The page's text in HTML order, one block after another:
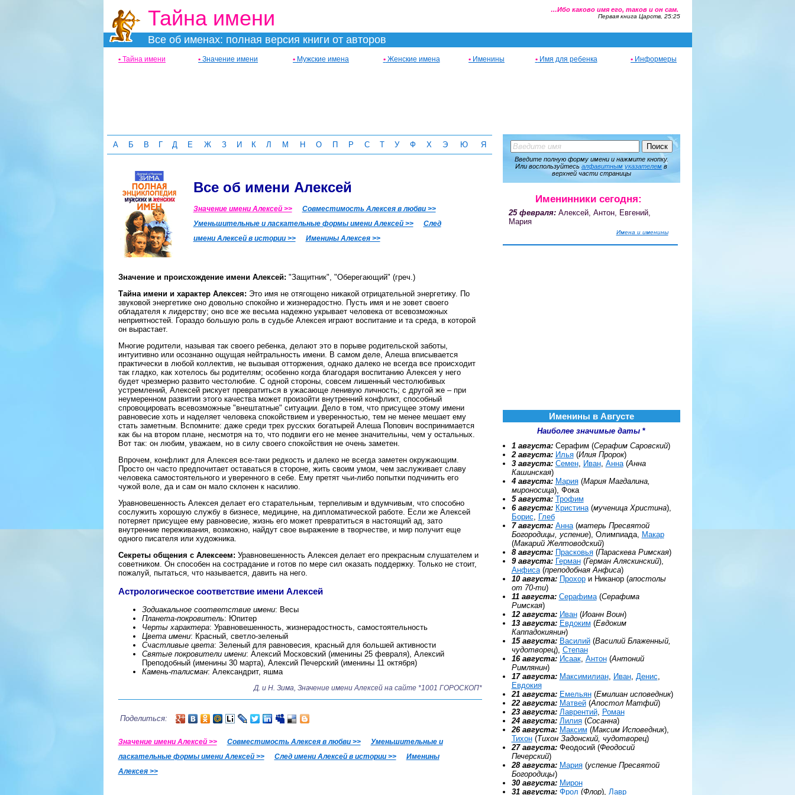
Тайна имени
Все об именах: полная версия книги от авторов
…Ибо каково имя его, таков и он сам.
Первая книга Царств, 25:25
• Тайна имени • Значение имени • Мужские имена •Женские имена • Именины •Имя для ребенка • Информеры
А Б В Г Д Е Ж З И К Л М Н О П Р С Т У Ф Х Э Ю Я
Все об имени Алексей
Значение имени Алексей >>
Совместимость Алексея в любви >>
Уменьшительные и ласкательные формы имени Алексей >>
След
имени Алексей в истории >>
Именины Алексея >>
Значение и происхождение имени Алексей: "Защитник", "Оберегающий" (греч.)
Тайна имени и характер Алексея: Это имя не отягощено никакой отрицательной энергетику. По
звуковой энергетике оно довольно спокойно и жизнерадостно. Пусть имя и не зовет своего
обладателя к лидерству; оно все же весьма надежно укрывает человека от всевозможных
неприятностей. Гораздо большую роль в судьбе Алексея играют воспитание и та среда, в которой
он вырастает.
Многие родители, называя так своего ребенка, делают это в порыве родительской заботы,
интуитивно или осознанно ощущая нейтральность имени. В самом деле, Алеша вписывается
практически в любой коллектив, не вызывая отторжения, однако далеко не всегда все происходит
так гладко, как хотелось бы родителям; особенно когда благодаря воспитанию Алексея у него
будет чрезмерно развито честолюбие. С одной стороны, совсем лишенный честолюбивых
устремлений, Алексей рискует превратиться в ужасающе ленивую личность; с другой же – при
неумеренном развитии этого качества может произойти внутренний конфликт, способный
спровоцировать всевозможные "внештатные" ситуации. Дело в том, что присущее этому имени
равновесие хоть и наделяет человека спокойствием и уверенностью, тем не менее мешает ему
стать заметным. Вспомните: даже среди трех русских богатырей Алеша Попович воспринимается
как бы на втором плане, несмотря на то, что подвиги его не менее значительны, чем у остальных.
Вот так: он любим, уважаем, но в силу своего спокойствия не очень заметен.
Впрочем, конфликт для Алексея все-таки редкость и далеко не всегда заметен окружающим.
Просто он часто предпочитает оставаться в стороне, жить своим умом, чем заслуживает славу
человека самостоятельного и уверенного в себе. Ему претят чьи-либо попытки подчинить его
чужой воле, да и сам он мало склонен к насилию.
Уравновешенность Алексея делает его старательным, терпеливым и вдумчивым, что способно
сослужить хорошую службу в бизнесе, медицине, на дипломатической работе. Если же Алексей
потеряет присущее ему равновесие, жизнь его может превратиться в настоящий ад, зато
внутренние переживания, возможно, найдут свое выражение в творчестве, и мир получит еще
одного писателя или художника.
Секреты общения с Алексеем: Уравновешенность Алексея делает его прекрасным слушателем и
советником. Он способен на сострадание и готов по мере сил оказать поддержку. Только не стоит,
пожалуй, пытаться, что называется, давить на него.
Астрологическое соответствие имени Алексей
Зодиакальное соответствие имени: Весы
Планета-покровитель: Юпитер
Черты характера: Уравновешенность, жизнерадостность, самостоятельность
Цвета имени: Красный, светло-зеленый
Счастливые цвета: Зеленый для равновесия, красный для большей активности
Святые покровители имени: Алексий Московский (именины 25 февраля), Алексий
Преподобный (именины 30 марта), Алексий Печерский (именины 11 октября)
Камень-талисман: Александрит, яшма
Д. и Н. Зима, Значение имени Алексей на сайте *1001 ГОРОСКОП*
Поделиться:
Значение имени Алексей >> Совместимость Алексея в любви >>
Уменьшительные и
ласкательные формы имени Алексей >>
След имени Алексей в истории >>
Именины
Алексея >>
Введите полную форму имени и нажмите кнопку.
Или воспользуйтесь алфавитным указателем в
верхней части страницы
Именинники сегодня:
25 февраля:Алексей, Антон, Евгений,
Мария
Имена и именины
Именины в Августе
Наиболее значимые даты *
1 августа: Серафим (Серафим Саровский)
2 августа: Илья(Илия Пророк)
3 августа: Семен, Иван, Анна(Анна
Кашинская)
4 августа: Мария(Мария Магдалина,
мироносица), Фока
5 августа: Трофим
6 августа: Кристина(мученица Христина),
Борис, Глеб
7 августа: Анна(матерь Пресвятой
Богородицы, успение), Олимпиада, Макар
(Макарий Желтоводский)
8 августа: Прасковья(Параскева Римская)
9 августа: Герман(Герман Аляскинский),
Анфиса(преподобная Анфиса)
10 августа: Прохори Никанор (апостолы
от 70-ти)
11 августа: Серафима(Серафима
Римская)
12 августа: Иван(Иоанн Воин)
13 августа: Евдоким (Евдоким
Каппадокиянин)
15 августа: Василий(Василий Блаженный,
чудотворец), Степан
16 августа: Исаак, Антон(Антоний
Римлянин)
17 августа: Максимилиан, Иван, Денис,
Евдокия
21 августа: Емельян(Емилиан исповедник)
22 августа: Матвей(Апостол Матфий)
23 августа: Лаврентий, Роман
24 августа: Лилия(Сосанна)
26 августа: Максим (Максим Исповедник),
Тихон(Тихон Задонский, чудотворец)
27 августа: Феодосий (Феодосий
Печерский)
28 августа: Мария(успение Пресвятой
Богородицы)
30 августа: Мирон
31 августа: Фрол (Флор), Лавр